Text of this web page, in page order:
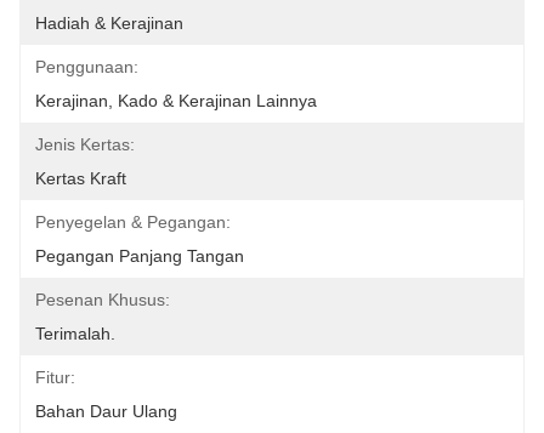
Hadiah & Kerajinan
Penggunaan:
Kerajinan, Kado & Kerajinan Lainnya
Jenis Kertas:
Kertas Kraft
Penyegelan & Pegangan:
Pegangan Panjang Tangan
Pesenan Khusus:
Terimalah.
Fitur:
Bahan Daur Ulang